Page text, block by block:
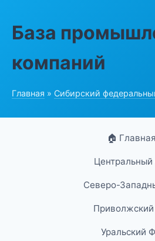
База
компаний
Главная » Сибирский
🏠 Главная
Северо-
Уральский